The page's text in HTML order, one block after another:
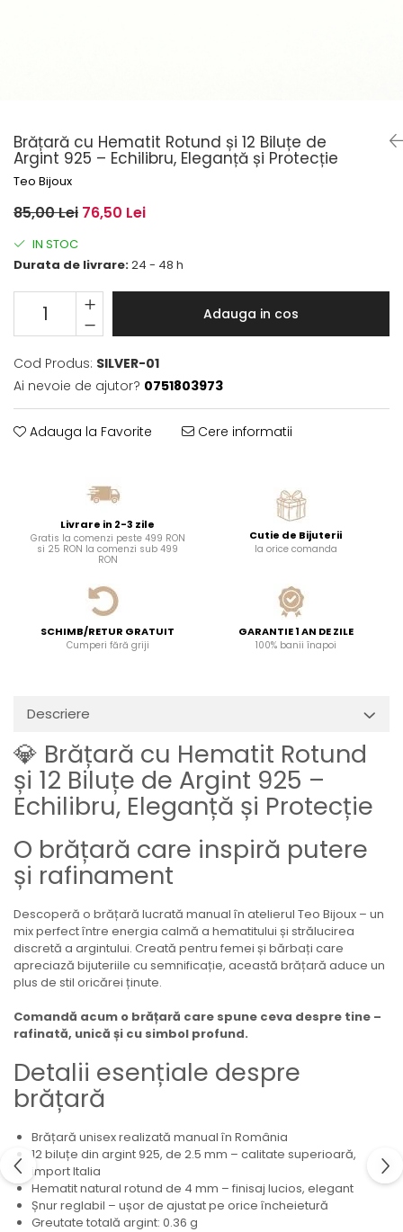
Brățară cu Hematit Rotund și 12 Biluțe de
Argint 925 – Echilibru, Eleganță și Protecție
Teo Bijoux
85,00 Lei 76,50 Lei
IN STOC
Durata de livrare:24 - 48 h
Adauga in cos
Cod Produs: SILVER-01
Ai nevoie de ajutor? 0751803973
Adauga la Favorite Cere informatii
Livrare in 2-3 zile
Gratis la comenzi peste 499 RON
si 25 RON la comenzi sub 499
RON
Cutie de Bijuterii
la orice comanda
SCHIMB/RETUR GRATUIT
Cumperi fără griji
GARANTIE 1 AN DE ZILE
100% banii înapoi
Descriere
💎 Brățară cu Hematit Rotund
și 12 Biluțe de Argint 925 –
Echilibru, Eleganță și Protecție
O brățară care inspiră putere
și rafinament
Descoperă o brățară lucrată manual în atelierul Teo Bijoux – un
mix perfect între energia calmă a hematitului și strălucirea
discretă a argintului. Creată pentru femei și bărbați care
apreciază bijuteriile cu semnificație, această brățară aduce un
plus de stil oricărei ținute.
Comandă acum o brățară care spune ceva despre tine –
rafinată, unică și cu simbol profund.
Detalii esențiale despre
brățară
Brățară unisex realizată manual în România
12 biluțe din argint 925, de 2.5 mm – calitate superioară,
import Italia
Hematit natural rotund de 4 mm – finisaj lucios, elegant
Șnur reglabil – ușor de ajustat pe orice încheietură
Greutate totală argint: 0.36 g